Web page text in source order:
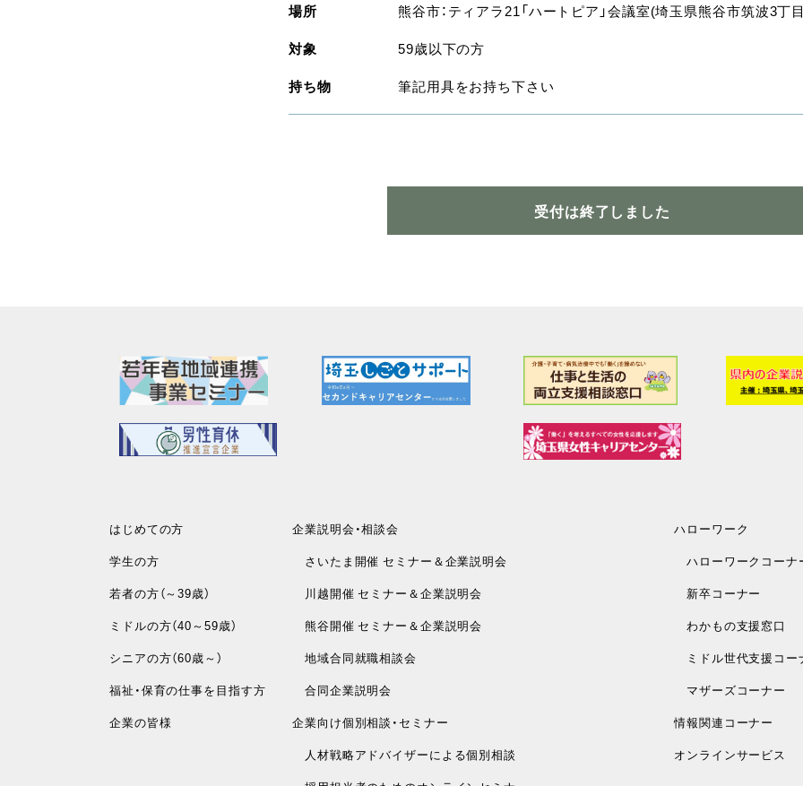
場所
熊谷市：ティアラ21「ハートピア」会議室(埼玉県熊谷市筑波3丁
対象
59歳以下の方
持ち物
筆記用具をお持ち下さい
受付は終了しました
はじめての方
学生の方
若者の方（～39歳）
ミドルの方（40～59歳）
シニアの方（60歳～）
福祉・保育の仕事を目指す方
企業の皆様
企業説明会・相談会
さいたま開催 セミナー＆企業説明会
川越開催 セミナー＆企業説明会
熊谷開催 セミナー＆企業説明会
地域合同就職相談会
合同企業説明会
企業向け個別相談・セミナー
人材戦略アドバイザーによる個別相談
ハローワーク
ハローワークコーナ
新卒コーナー
わかもの支援窓口
ミドル世代支援コー
マザーズコーナー
情報関連コーナー
オンラインサービス